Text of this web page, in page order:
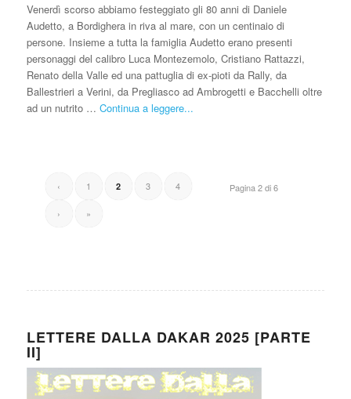
Venerdì scorso abbiamo festeggiato gli 80 anni di Daniele
Audetto, a Bordighera in riva al mare, con un centinaio di
persone. Insieme a tutta la famiglia Audetto erano presenti
personaggi del calibro Luca Montezemolo, Cristiano Rattazzi,
Renato della Valle ed una pattuglia di ex-pioti da Rally, da
Ballestrieri a Verini, da Pregliasco ad Ambrogetti e Bacchelli oltre
ad un nutrito … Continua a leggere...
Pagina 2 di 6
‹ 1 2 3 4
› »
LETTERE DALLA DAKAR 2025 [PARTE
II]